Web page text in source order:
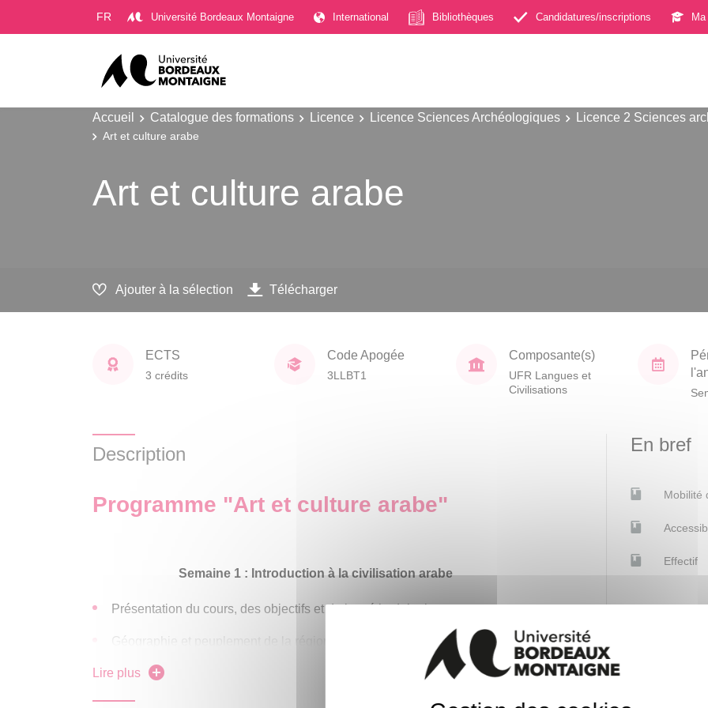
FR Université Bordeaux Montaigne International Bibliothèques Candidatures/inscriptions Ma
Accueil Catalogue des formations Licence Licence Sciences Archéologiques Licence 2 Sciences
Art et culture arabe
Art et culture arabe
Ajouter à la sélection Télécharger
ECTS
3 crédits
Code Apogée
3LLBT1
Composante(s)
UFR Langues et
Civilisations
Description
Programme "Art et culture arabe"
Semaine 1 : Introduction à la civilisation arabe
Présentation du cours, des objectifs et de la méthodologie
Géographie et peuplement de la région arabe
Lire plus
En bref
Mobilité
Effectif